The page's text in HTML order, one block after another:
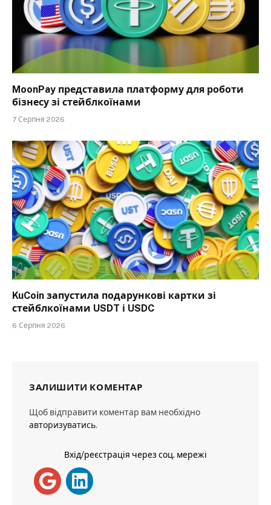
MoonPay представила платформу для роботи
бізнесу зі стейблкоїнами
7 Серпня 2026
KuCoin запустила подарункові картки зі
стейблкоїнами USDT і USDC
6 Серпня 2026
ЗАЛИШИТИ КОМЕНТАР
Щоб відправити коментар вам необхідно
авторизуватись.
Вхід/реєстрація через соц. мережі